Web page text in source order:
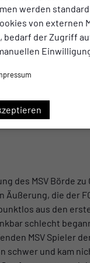
werden
von externen
bedarf der Zugriff
des MSV Börde
die der
aus den
schlecht
MSV Spieler
schwer und kam